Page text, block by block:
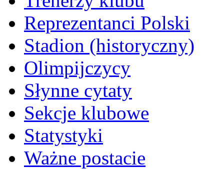
Reprezentanci Polski
Stadion (historyczny)
Olimpijczycy
Słynne cytaty
Sekcje klubowe
Statystyki
Ważne postacie